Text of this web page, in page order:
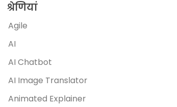
श्रेणियां
Agile
AI
AI Chatbot
AI Image Translator
Animated Explainer